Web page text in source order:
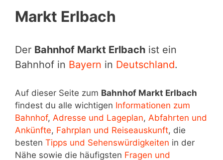
Markt Erlbach
Der Bahnhof Markt Erlbach ist ein
Bahnhof in Bayern in Deutschland.
Auf dieser Seite zum Bahnhof Markt Erlbach
findest du alle wichtigen Informationen zum
Bahnhof, Adresse und Lageplan, Abfahrten und
Ankünfte, Fahrplan und Reiseauskunft, die
besten Tipps und Sehenswürdigkeiten in der
Nähe sowie die häufigsten Fragen und